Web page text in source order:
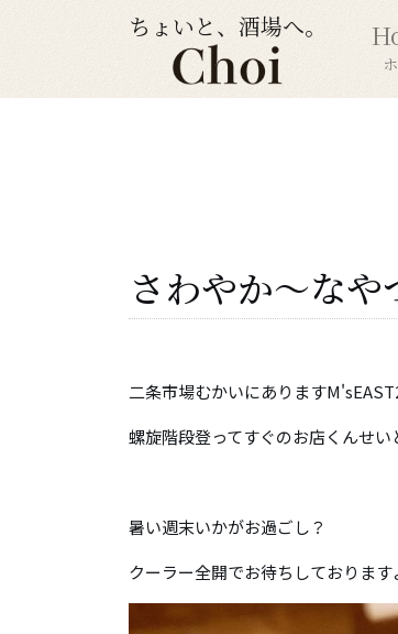
ちょいと、酒場へ。
さわやか～なや
二条市場むかいにあります
螺旋階段登ってすぐのお店くんせ
暑い週末いかがお過ごし？
クーラー全開でお待ちしております